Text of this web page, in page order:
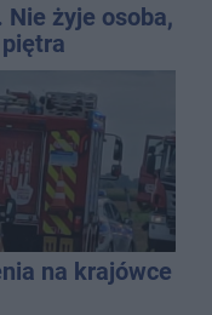
żyje osoba,
na krajówce